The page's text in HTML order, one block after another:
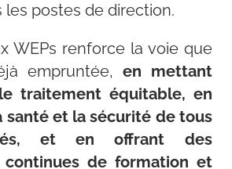
les postes de direction.
WEPs renforce la voie que
empruntée, en mettant
traitement équitable, en
santé et la sécurité de tous
et en offrant des
continues de formation et